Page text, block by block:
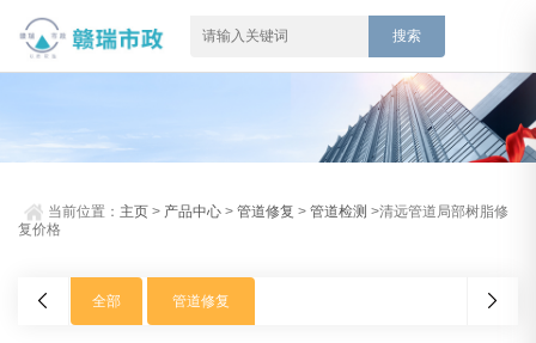
当前位置： 主页 > 产品中心 >管道修复 >管道检测 >清远管道局部树脂修
复价格
全部 管道修复